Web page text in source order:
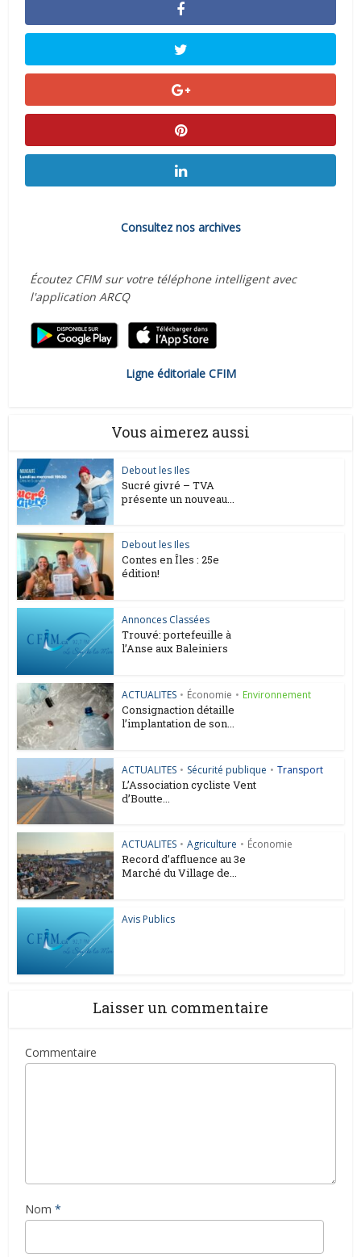
Consultez nos archives
Écoutez CFIM sur votre téléphone intelligent avec
l'application ARCQ
Ligne éditoriale CFIM
Vous aimerez aussi
Debout les Iles
Sucré givré – TVA
présente un nouveau...
Debout les Iles
Contes en Îles : 25e
édition!
Annonces Classées
Trouvé: portefeuille à
l’Anse aux Baleiniers
ACTUALITES • Économie • Environnement
Consignaction détaille
l’implantation de son...
ACTUALITES • Sécurité publique • Transport
L’Association cycliste Vent
d’Boutte...
ACTUALITES • Agriculture • Économie
Record d’affluence au 3e
Marché du Village de...
Avis Publics
Laisser un commentaire
Commentaire
Nom *